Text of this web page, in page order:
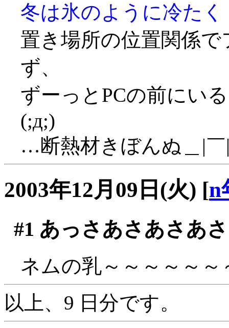
冬は氷のように冷たく
置き場所の位置関係
ず、
ずーっとPCの前にい
(;д;)
…断熱材きぼんぬ＿|
2003年12月09日(火) [n
#1 あっさあさあさあ
ネムの乳～～～～～～
以上、9 日分です。